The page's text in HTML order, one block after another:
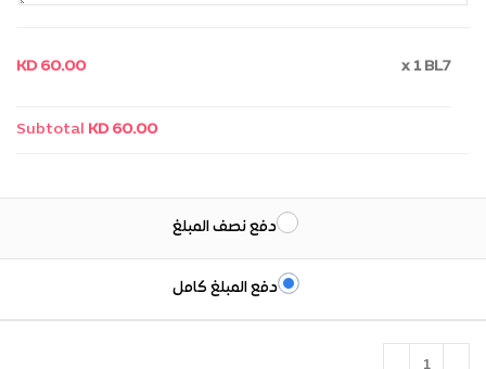
x 1BL7
KD 60.00
Subtotal KD 60.00
دفع نصف المبلغ
دفع المبلغ كامل